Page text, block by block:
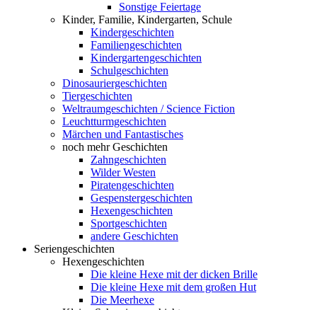
Sonstige Feiertage
Kinder, Familie, Kindergarten, Schule
Kindergeschichten
Familiengeschichten
Kindergartengeschichten
Schulgeschichten
Dinosauriergeschichten
Tiergeschichten
Weltraumgeschichten / Science Fiction
Leuchtturmgeschichten
Märchen und Fantastisches
noch mehr Geschichten
Zahngeschichten
Wilder Westen
Piratengeschichten
Gespenstergeschichten
Hexengeschichten
Sportgeschichten
andere Geschichten
Seriengeschichten
Hexengeschichten
Die kleine Hexe mit der dicken Brille
Die kleine Hexe mit dem großen Hut
Die Meerhexe